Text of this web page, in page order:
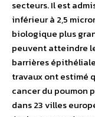
secteurs. Il est
inférieur à 2,5
biologique plus
peuvent atteindre
barrières
travaux ont estimé
cancer du poumon
dans 23 villes